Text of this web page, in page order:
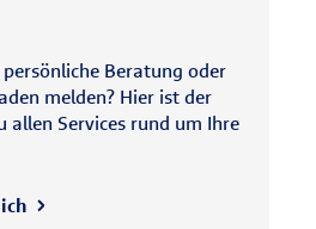
Beratung oder
melden? Hier ist der
allen Services rund um Ihre